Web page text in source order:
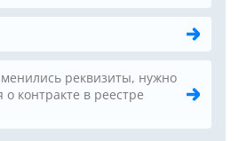
реквизиты, нужно
контракте в реестре